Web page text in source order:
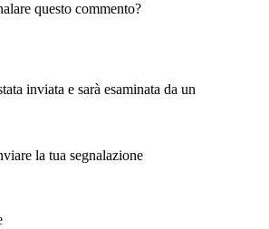
questo commento?
inviata e sarà esaminata da un
la tua segnalazione